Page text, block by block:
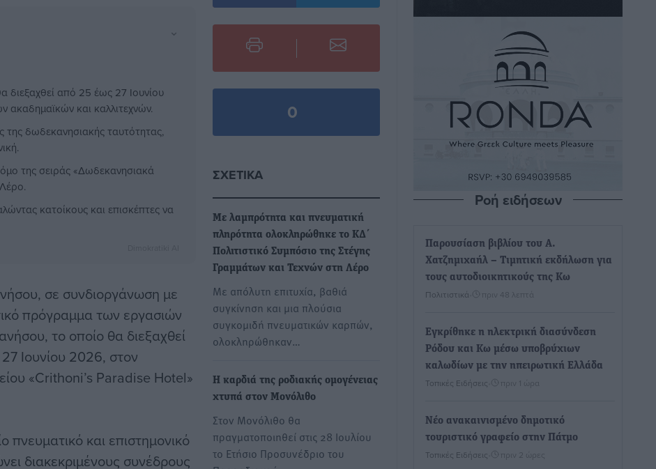
⌄
από 25 έως 27 Ιουνίου
ακαδημαϊκών και καλλιτεχνών.
της δωδεκανησιακής ταυτότητας,
της σειράς «Δωδεκανησιακά
κατοίκους και επισκέπτες να
σε συνδιοργάνωση με
πρόγραμμα των εργασιών
το οποίο θα διεξαχθεί
Ιουνίου 2026, στον
«Crithoni’s Paradise Hotel»
και επιστημονικό
διακεκριμένους συνέδρους
0
ΣΧΕΤΙΚΆ
Με λαμπρότητα και πνευματική
πληρότητα ολοκληρώθηκε το ΚΔ΄
Πολιτιστικό Συμπόσιο της Στέγης
Γραμμάτων και Τεχνών στη Λέρο
Με απόλυτη επιτυχία, βαθιά
συγκίνηση και μια πλούσια
συγκομιδή πνευματικών καρπών,
ολοκληρώθηκαν…
Η καρδιά της ροδιακής ομογένειας
χτυπά στον Μονόλιθο
Στον Μονόλιθο θα
πραγματοποιηθεί στις 28 Ιουλίου
το Ετήσιο Προσυνέδριο του
Ροή ειδήσεων
Παρουσίαση βιβλίου του Α.
Χατζημιχαήλ – Τιμητική εκδήλωση για
τους αυτοδιοικητικούς της Κω
Πολιτιστικά πριν 48 λεπτά
Εγκρίθηκε η ηλεκτρική διασύνδεση
Ρόδου και Κω μέσω υποβρύχιων
καλωδίων με την ηπειρωτική Ελλάδα
Τοπικές Ειδήσεις πριν 1 ώρα
Νέο ανακαινισμένο δημοτικό
τουριστικό γραφείο στην Πάτμο
Τοπικές Ειδήσεις πριν 2 ώρες